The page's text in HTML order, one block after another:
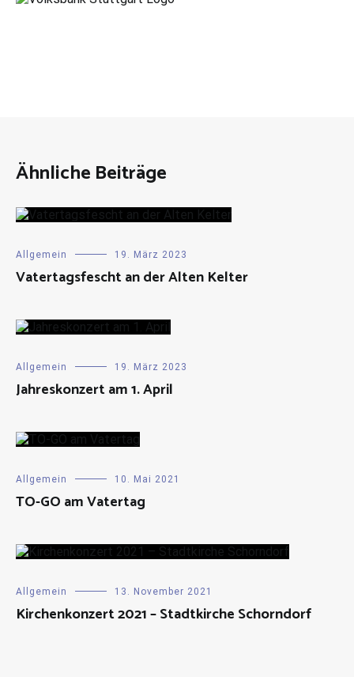
Ähnliche Beiträge
Allgemein 19. März 2023
Vatertagsfescht an der Alten Kelter
Allgemein 19. März 2023
Jahreskonzert am 1. April
Allgemein 10. Mai 2021
TO-GO am Vatertag
Allgemein 13. November 2021
Kirchenkonzert 2021 – Stadtkirche Schorndorf